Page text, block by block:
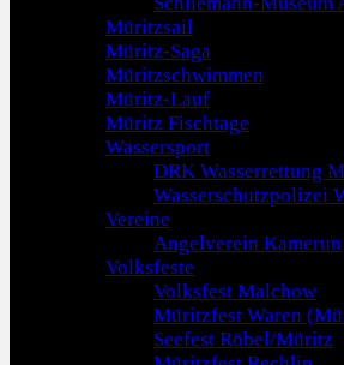
Müritzsail
Müritz-Saga
Müritzschwimmen
Müritz-Lauf
Müritz Fischtage
Wassersport
DRK Wasserrettung
Wasserschutzpolizei
Vereine
Angelverein Kamerun
Volksfeste
Volksfest Malchow
Müritzfest Waren
Seefest Röbel/Müritz